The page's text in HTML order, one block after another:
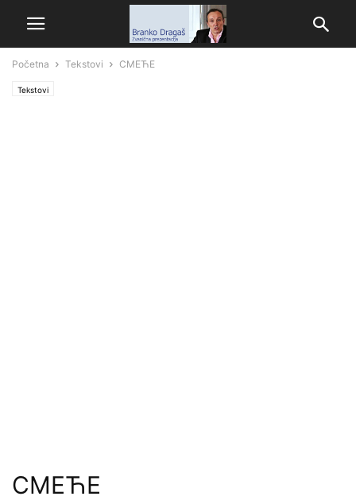
Početna Tekstovi СМЕЋЕ
Tekstovi
СМЕЋЕ